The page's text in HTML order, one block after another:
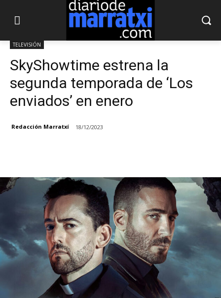
TELEVISIÓN
SkyShowtime estrena la
segunda temporada de ‘Los
enviados’ en enero
Redacción Marratxí 18/12/2023